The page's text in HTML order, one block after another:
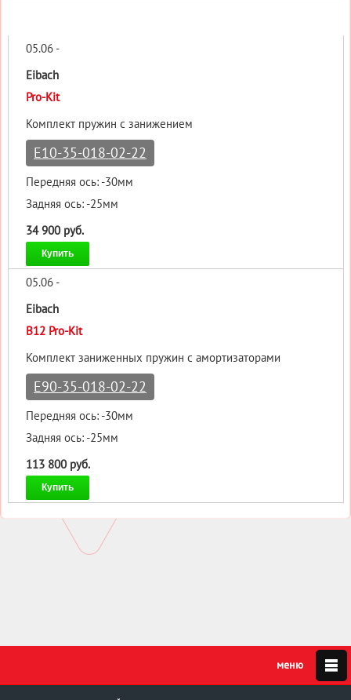
05.06 -
Eibach
Pro-Kit
Комплект пружин с занижением
E10-35-018-02-22
Передняя ось: -30мм
Задняя ось: -25мм
34 900 руб.
Купить
05.06 -
Eibach
B12 Pro-Kit
Комплект заниженных пружин с амортизаторами
E90-35-018-02-22
Передняя ось: -30мм
Задняя ось: -25мм
113 800 руб.
Купить